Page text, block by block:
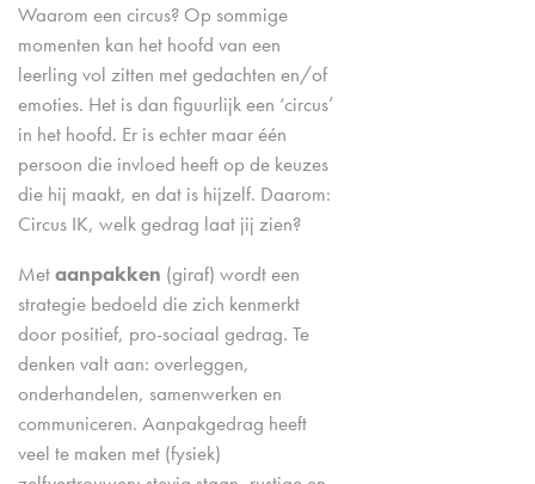
Waarom een circus? Op sommige
momenten kan het hoofd van een
leerling vol zitten met gedachten en/of
emoties. Het is dan figuurlijk een ‘circus’
in het hoofd. Er is echter maar één
persoon die invloed heeft op de keuzes
die hij maakt, en dat is hijzelf. Daarom:
Circus IK, welk gedrag laat jij zien?
Metaanpakken (giraf) wordt een
strategie bedoeld die zich kenmerkt
door positief, pro-sociaal gedrag. Te
denken valt aan: overleggen,
onderhandelen, samenwerken en
communiceren. Aanpakgedrag heeft
veel te maken met (fysiek)